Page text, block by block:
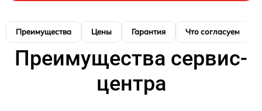
Преимущества Цены Гарантия Что согласуем
Преимущества сервис-
центра